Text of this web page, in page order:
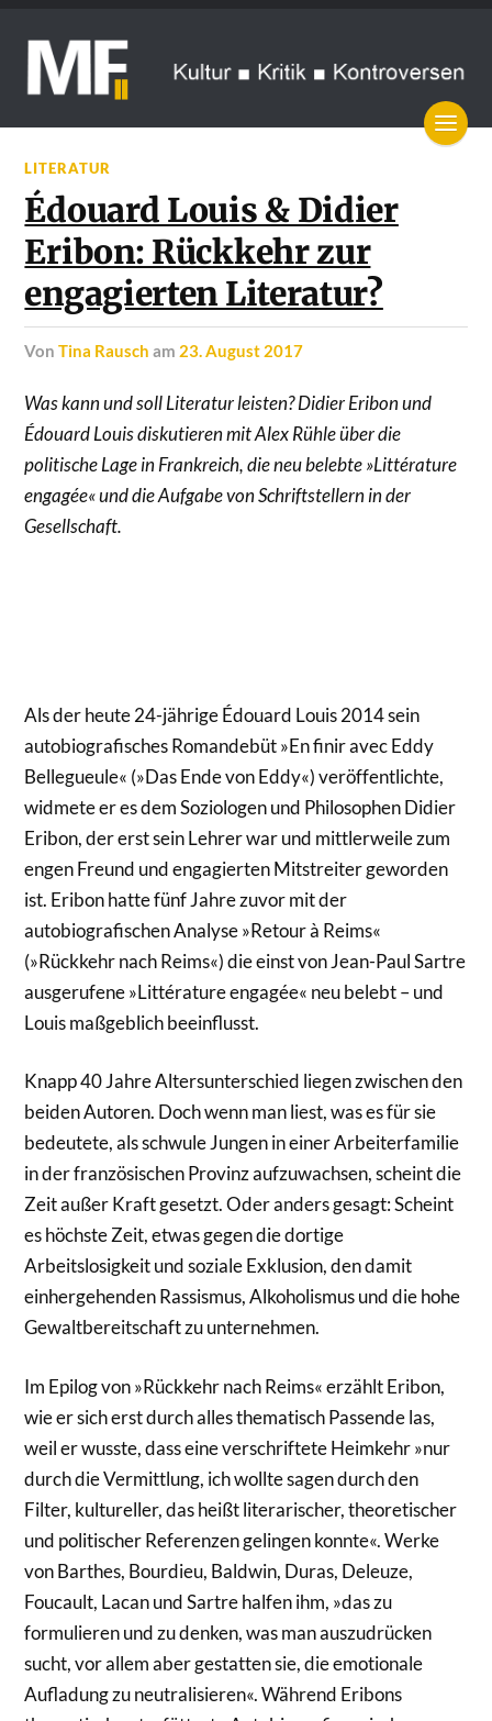
LITERATUR
Édouard Louis & Didier
Eribon: Rückkehr zur
engagierten Literatur?
vonTina Rausch am 23. August 2017
Was kann und soll Literatur leisten? Didier Eribon und
Édouard Louis diskutieren mit Alex Rühle über die
politische Lage in Frankreich, die neu belebte »Littérature
engagée« und die Aufgabe von Schriftstellern in der
Gesellschaft.
Als der heute 24-jährige Édouard Louis 2014 sein
autobiografisches Romandebüt »En finir avec Eddy
Bellegueule« (»Das Ende von Eddy«) veröffentlichte,
widmete er es dem Soziologen und Philosophen Didier
Eribon, der erst sein Lehrer war und mittlerweile zum
engen Freund und engagierten Mitstreiter geworden
ist. Eribon hatte fünf Jahre zuvor mit der
autobiografischen Analyse »Retour à Reims«
(»Rückkehr nach Reims«) die einst von Jean-Paul Sartre
ausgerufene »Littérature engagée« neu belebt – und
Louis maßgeblich beeinflusst.
Knapp 40 Jahre Altersunterschied liegen zwischen den
beiden Autoren. Doch wenn man liest, was es für sie
bedeutete, als schwule Jungen in einer Arbeiterfamilie
in der französischen Provinz aufzuwachsen, scheint die
Zeit außer Kraft gesetzt. Oder anders gesagt: Scheint
es höchste Zeit, etwas gegen die dortige
Arbeitslosigkeit und soziale Exklusion, den damit
einhergehenden Rassismus, Alkoholismus und die hohe
Gewaltbereitschaft zu unternehmen.
Im Epilog von »Rückkehr nach Reims« erzählt Eribon,
wie er sich erst durch alles thematisch Passende las,
weil er wusste, dass eine verschriftete Heimkehr »nur
durch die Vermittlung, ich wollte sagen durch den
Filter, kultureller, das heißt literarischer, theoretischer
und politischer Referenzen gelingen konnte«. Werke
von Barthes, Bourdieu, Baldwin, Duras, Deleuze,
Foucault, Lacan und Sartre halfen ihm, »das zu
formulieren und zu denken, was man auszudrücken
sucht, vor allem aber gestatten sie, die emotionale
Aufladung zu neutralisieren«. Während Eribons